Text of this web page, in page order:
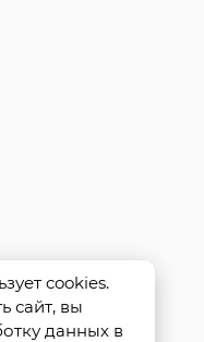
cookies.
сайт, вы
данных в